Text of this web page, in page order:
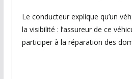
Le conducteur explique qu’un
la visibilité : l’assureur de ce
participer à la réparation des